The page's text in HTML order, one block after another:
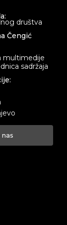
društva
Čengić
multimedije
sadržaja